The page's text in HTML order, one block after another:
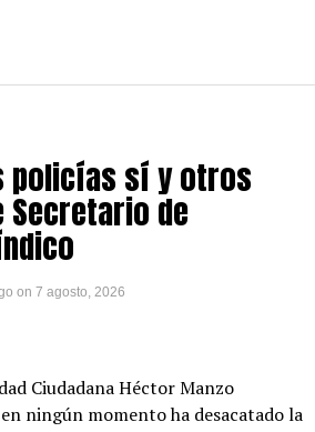
policías sí y otros
Secretario de
on 7 agosto, 2026
Ciudadana Héctor Manzo
ningún momento ha desacatado la